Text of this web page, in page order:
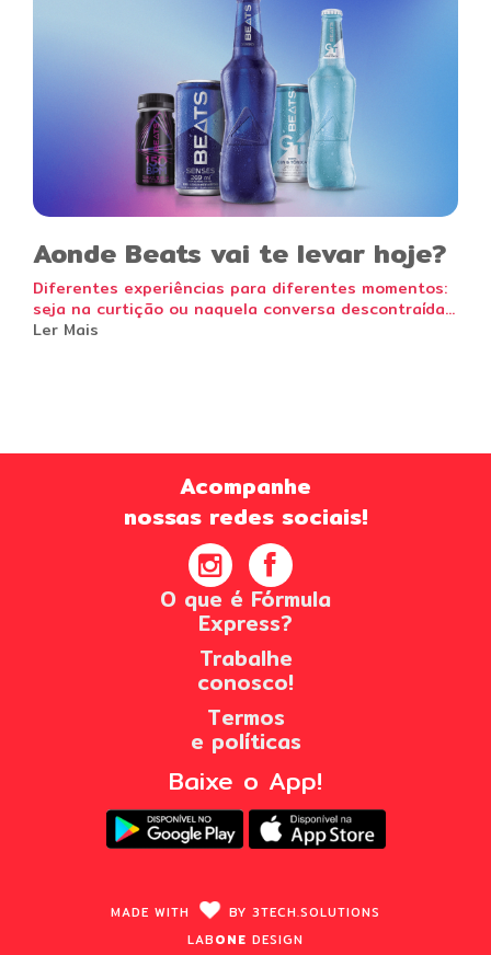
Aonde Beats vai te levar hoje?
Diferentes experiências para diferentes momentos:
seja na curtição ou naquela conversa descontraída...
Ler Mais
Acompanhe
nossas redes sociais!
O que é Fórmula
Express?
Trabalhe
conosco!
Termos
e políticas
Baixe o App!
MADE WITH BY 3TECH.SOLUTIONS
LABONE DESIGN